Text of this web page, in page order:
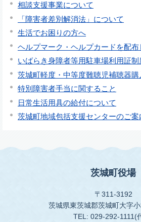
相談支援事業について
「障害者差別解消法」について
生活でお困りの方へ
ヘルプマーク・ヘルプカードを配布
いばらき身障者等用駐車場利用証制
茨城町軽度・中等度難聴児補聴器購
特別障害者手当に関すること
日常生活用具の給付について
茨城町地域包括支援センターのご案
茨城町役場
〒311-3192
茨城県東茨城郡茨城町大字
TEL: 029-292-1111(